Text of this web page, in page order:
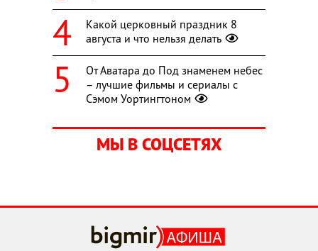
Какой церковный праздник 8
августа и что нельзя делать
От Аватара до Под знаменем небес
– лучшие фильмы и сериалы с
Сэмом Уортингтоном
МЫ В СОЦСЕТЯХ